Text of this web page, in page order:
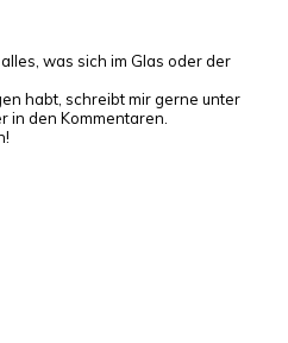
was sich im Glas oder der
habt, schreibt mir gerne unter
in den Kommentaren.